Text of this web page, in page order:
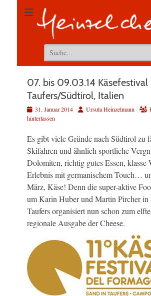
Suchen
nach:
07. bis 09.03.14 Käsefestival
Taufers/Südtirol, Italien
Veröffentlicht
am
31. Januar 2014 AutorUrsula Heinzelmann
hinterlassen
Es gibt viele Gründe nach Südtirol zu
Skifahren und ähnlich sportliche
Dolomiten, richtig gutes Essen, klasse
Erlebnis mit germanischem Touch…
März, Käse! Denn die super-aktive
um Karin Huber und Martin Pircher in
Taufers organisiert nun schon zum
regionale Ausgabe der Cheese.